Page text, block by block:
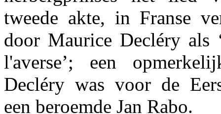
tweede akte, in Franse
door Maurice Decléry als
l'averse’; een
Decléry was voor de
een beroemde Jan Rabo.